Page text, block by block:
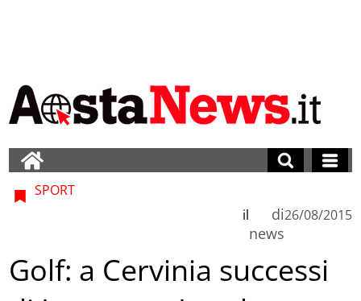
SPORT
di
news
il 26/08/2015
Golf: a Cervinia successi